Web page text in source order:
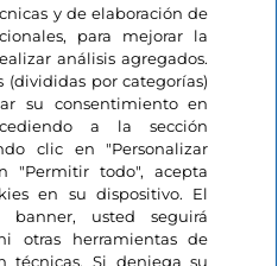
y de elaboración de
para mejorar la
análisis agregados.
por categorías)
su consentimiento en
a la sección
clic en "Personalizar
"Permitir todo", acepta
en su dispositivo. El
usted seguirá
otras herramientas de
técnicas. Si deniega su